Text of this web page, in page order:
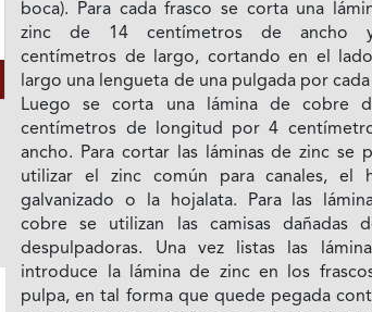
boca). Para cada frasco se corta una
zinc de 14 centímetros de ancho
centímetros de largo, cortando en el
largo una lengueta de una pulgada por
Luego se corta una lámina de cobre
centímetros de longitud por 4
ancho. Para cortar las láminas de zinc se
utilizar el zinc común para canales, el
galvanizado o la hojalata. Para las
cobre se utilizan las camisas dañadas
despulpadoras. Una vez listas las
introduce la lámina de zinc en los
pulpa, en tal forma que quede pegada